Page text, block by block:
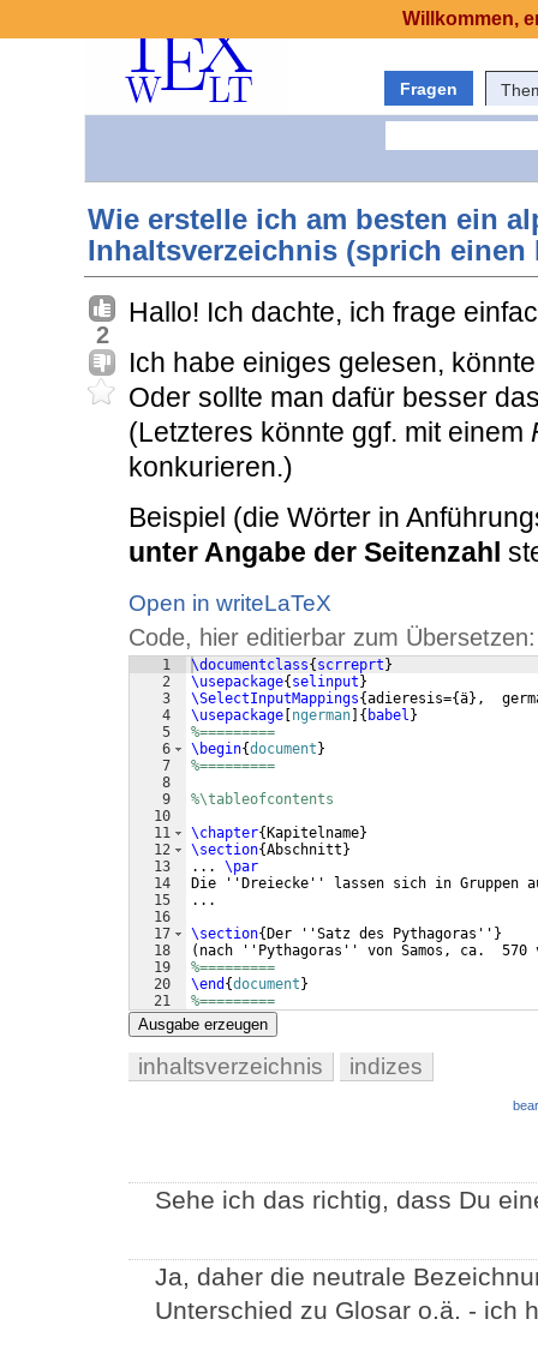
Fragen
Wie erstelle ich am besten ein
Inhaltsverzeichnis (sprich einen
2
Hallo! Ich dachte, ich frage
Ich habe einiges gelesen,
Oder sollte man dafür besser
(Letzteres könnte ggf. mit einem
konkurieren.)
Beispiel (die Wörter in
unter Angabe der Seitenzahl
Open in writeLaTeX
Code, hier editierbar zum Übersetzen:
1
2
3
4
5
6
7
8
9
10
11
12
13
14
15
16
17
18
19
20
21
\documentclass{ scrreprt }
\usepackage{ selinput }
\SelectInputMappings{adieresis={ä} ,
\usepackage ngerman { babel }
%=========
\begin{document }
%=========
%\tableofcontents
\chapter{ Kapitelname}
\section{Abschnitt }
... \par
Die ''Dreiecke'' lassen sich in Gruppen
...
\section{ Der ''Satz des Pythagoras'' }
( nach ''Pythagoras'' von Samos, ca.  570
%=========
\end {document }
%=========
Ausgabe erzeugen
inhaltsverzeichnis indizes
Sehe ich das richtig, dass Du
Ja, daher die neutrale
Unterschied zu Glosar o.ä. - ich
Willkommen,